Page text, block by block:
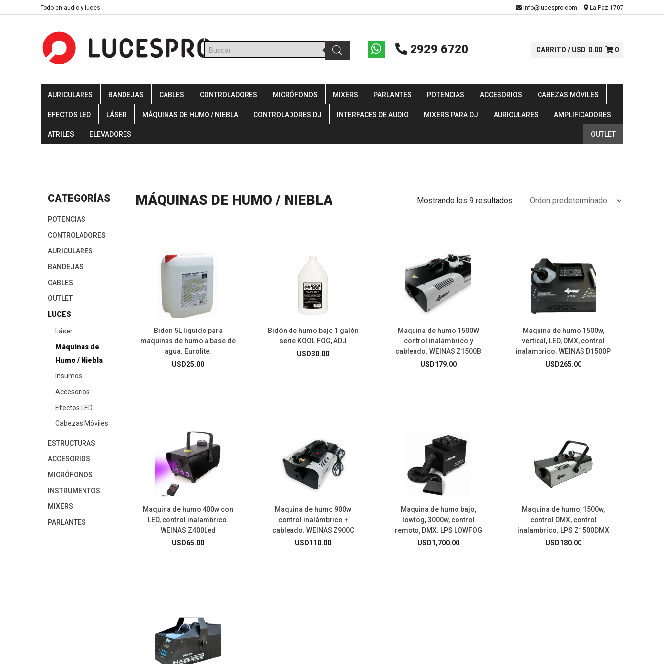
to
Todo en audio y luces info@lucespro.com La Paz 1707
Búsqueda
de
productos
2929 6720 CARRITO / USD 0.00 0
AURICULARES BANDEJAS CABLES CONTROLADORES MICRÓFONOS MIXERS PARLANTES POTENCIAS ACCESORIOS CABEZAS MÓVILES
EFECTOS LED LÁSER MÁQUINAS DE HUMO / NIEBLA CONTROLADORES DJ INTERFACES DE AUDIO MIXERS PARA DJ AURICULARES AMPLIFICADORES
ATRILES ELEVADORES OUTLET
MÁQUINAS DE HUMO / NIEBLA Mostrando los 9 resultados
Bidon 5L liquido para
maquinas de humo a base de
agua. Eurolite.
USD25.00
Bidón de humo bajo 1 galón
serie KOOL FOG, ADJ
USD30.00
Maquina de humo 1500W
control inalambrico y
cableado. WEINAS Z1500B
USD179.00
Maquina de humo 1500w,
vertical, LED, DMX, control
inalambrico. WEINAS D1500P
USD265.00
Maquina de humo 400w con
LED, control inalambrico.
WEINAS Z400Led
USD65.00
Maquina de humo 900w
control inalámbrico +
cableado. WEINAS Z900C
USD110.00
Maquina de humo bajo,
lowfog, 3000w, control
remoto, DMX. LPS LOWFOG
USD1,700.00
Maquina de humo, 1500w,
control DMX, control
inalambrico. LPS Z1500DMX
USD180.00
CATEGORÍAS
POTENCIAS
CONTROLADORES
AURICULARES
BANDEJAS
CABLES
OUTLET
LUCES
Láser
Máquinas de
Humo / Niebla
Insumos
Accesorios
Efectos LED
Cabezas Móviles
ESTRUCTURAS
ACCESORIOS
MICRÓFONOS
INSTRUMENTOS
MIXERS
PARLANTES